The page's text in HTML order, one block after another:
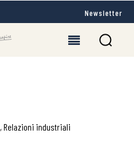
Newsletter
, Relazioni industriali